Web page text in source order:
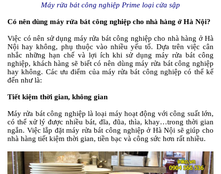
Máy rửa bát công nghiệp Prime loại cửa sập
Có nên dùng máy rửa bát công nghiệp cho nhà hàng ở Hà Nội?
Việc có nên sử dụng máy rửa bát công nghiệp cho nhà hàng ở Hà
Nội hay không, phụ thuộc vào nhiều yếu tố. Dựa trên việc cân
nhắc những hạn chế và lợi ích khi sử dụng máy rửa bát công
nghiệp, khách hàng sẽ biết có nên dùng máy rửa bát công nghiệp
hay không. Các ưu điểm của máy rửa bát công nghiệp có thể kể
đến như là:
Tiết kiệm thời gian, không gian
Máy rửa bát công nghiệp là loại máy hoạt động với công suất lớn,
có thể xử lý được nhiều bát, đĩa, đũa, thìa, khay…trong thời gian
ngắn. Việc lắp đặt máy rửa bát công nghiệp ở Hà Nội sẽ giúp cho
nhà hàng tiết kiệm thời gian, tiền bạc và công sức hơn rất nhiều.